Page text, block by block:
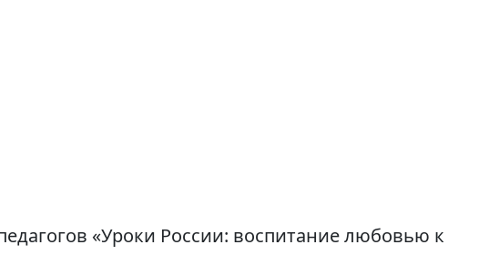
«Уроки России: воспитание любовью к